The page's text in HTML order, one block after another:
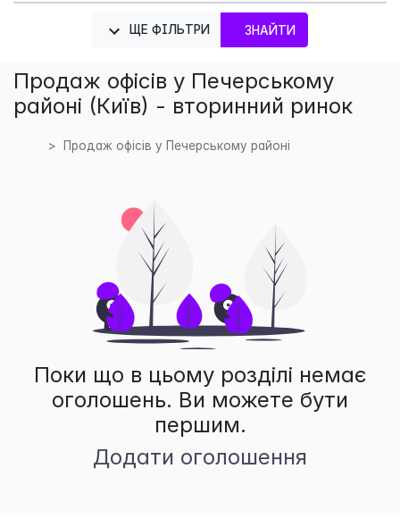
ЩЕ ФІЛЬТРИ ЗНАЙТИ
Продаж офісів у Печерському
районі (Київ) - вторинний ринок
Продаж офісів у Печерському районі
Поки що в цьому розділі немає
оголошень. Ви можете бути
першим.
Додати оголошення